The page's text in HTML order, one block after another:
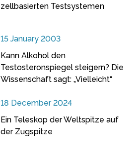
zellbasierten Testsystemen
15 January 2003
Kann Alkohol den
Testosteronspiegel steigern? Die
Wissenschaft sagt: „Vielleicht“
18 December 2024
Ein Teleskop der Weltspitze auf
der Zugspitze